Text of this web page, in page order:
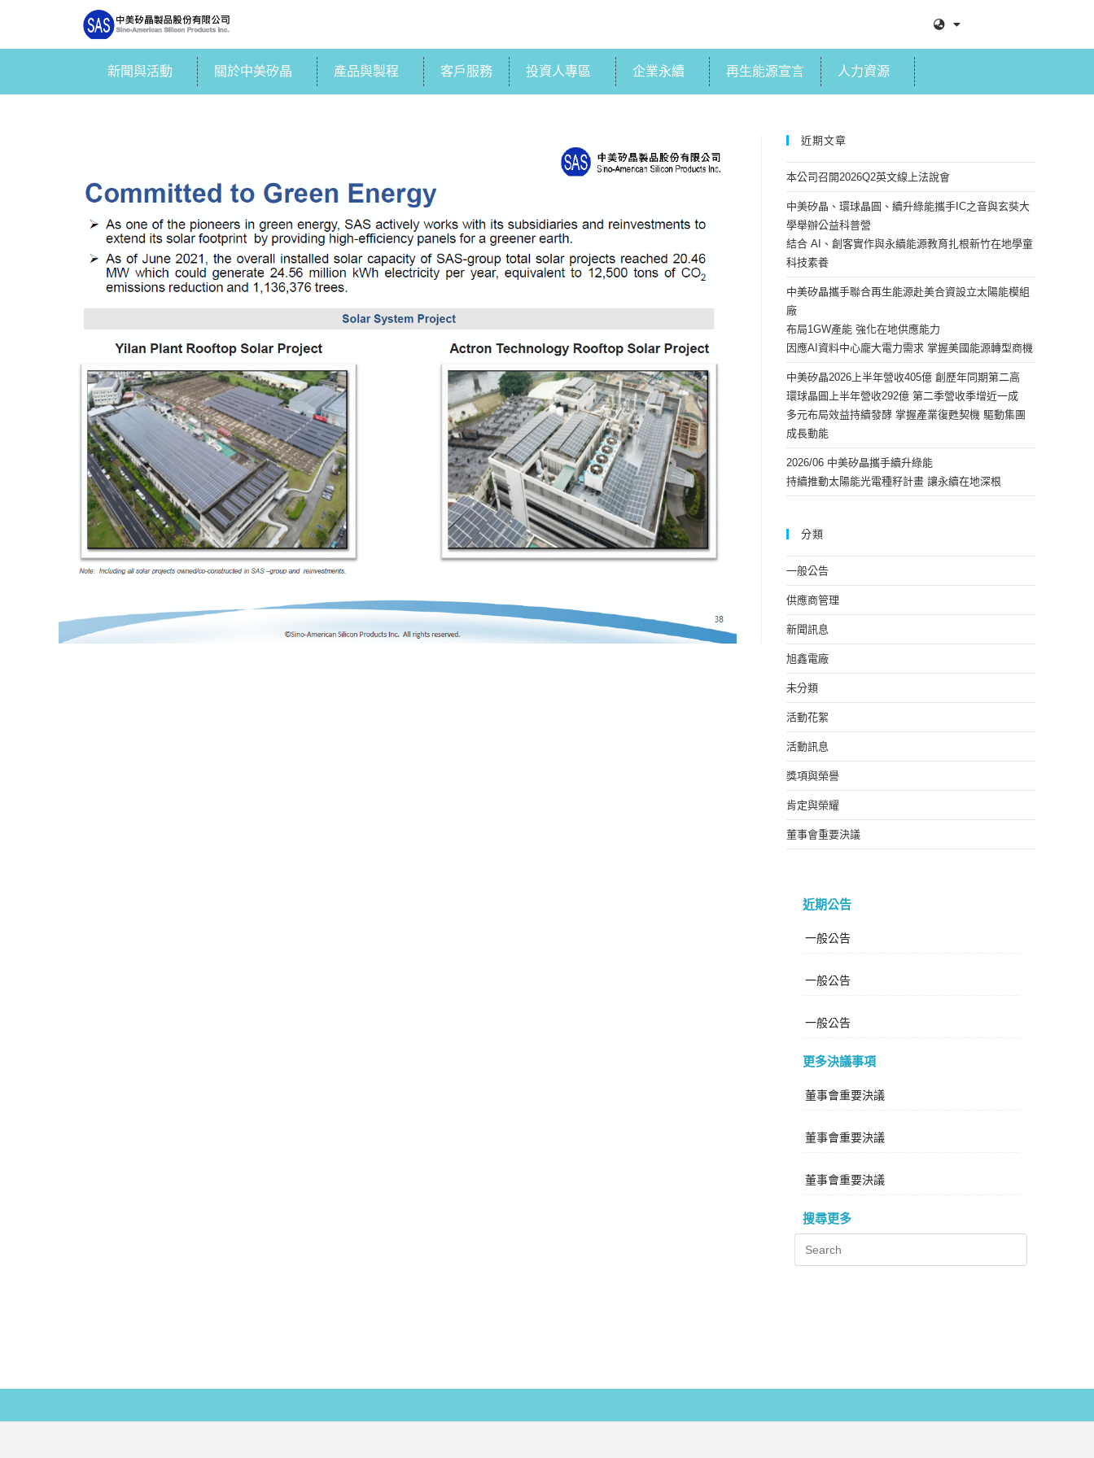
新聞與活動 關於中美矽晶 產品與製程 客戶服務 投資人專區 企業永續 再生能源宣言 人力資源
近期文章
本公司召開2026Q2英文線上法說會
中美矽晶、環球晶圓、續升綠能攜手IC之音與玄奘大
學舉辦公益科普營
結合 AI、創客實作與永續能源教育扎根新竹在地學童
科技素養
中美矽晶攜手聯合再生能源赴美合資設立太陽能模組
廠
布局1GW產能 強化在地供應能力
因應AI資料中心龐大電力需求 掌握美國能源轉型商機
中美矽晶2026上半年營收405億 創歷年同期第二高
環球晶圓上半年營收292億 第二季營收季增近一成
多元布局效益持續發酵 掌握產業復甦契機 驅動集團
成長動能
2026/06 中美矽晶攜手續升綠能
持續推動太陽能光電種籽計畫 讓永續在地深根
分類
一般公告
供應商管理
新聞訊息
旭鑫電廠
未分類
活動花絮
活動訊息
獎項與榮譽
肯定與榮耀
董事會重要決議
近期公告
一般公告
一般公告
一般公告
更多決議事項
董事會重要決議
董事會重要決議
董事會重要決議
搜尋更多